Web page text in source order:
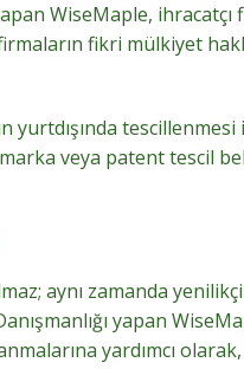
WiseMaple, ihracatçı
fikri mülkiyet
yurtdışında
veya patent tescil
aynı zamanda
yapan
yardımcı